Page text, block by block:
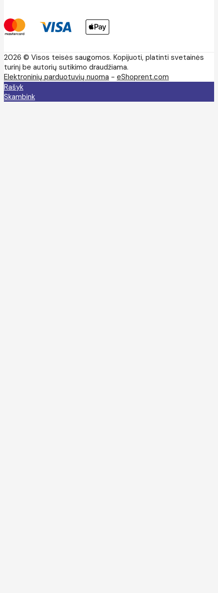
2026 © Visos teisės saugomos. Kopijuoti, platinti svetainės
turinį be autorių sutikimo draudžiama.
Elektroninių parduotuvių nuoma - eShoprent.com
Rašyk
Skambink